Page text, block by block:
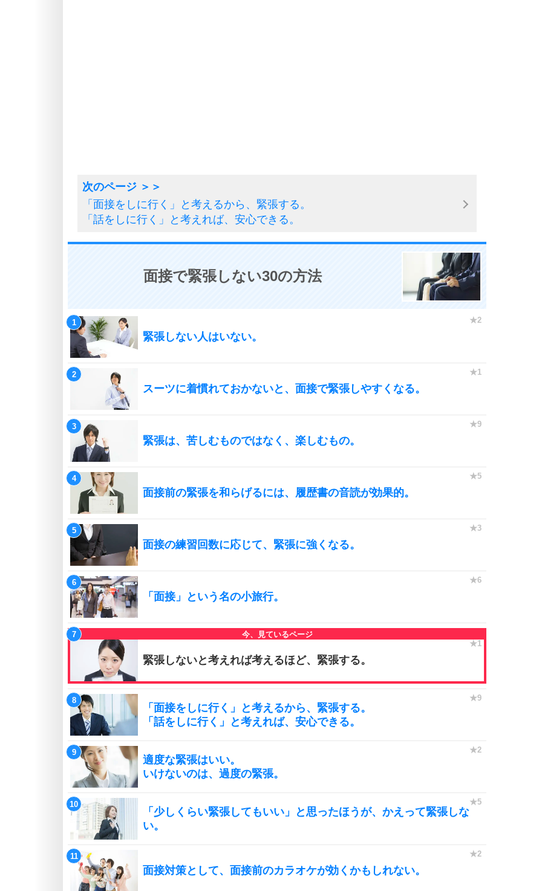
「面接をしに行く」と考えるから、緊張する。
「話をしに行く」と考えれば、安心できる。
面接で緊張しない30の方法
緊張しない人はいない。
スーツに着慣れておかないと、面接で緊張しやすくなる。
緊張は、苦しむものではなく、楽しむもの。
面接前の緊張を和らげるには、履歴書の音読が効果的。
面接の練習回数に応じて、緊張に強くなる。
「面接」という名の小旅行。
緊張しないと考えれば考えるほど、緊張する。
「面接をしに行く」と考えるから、緊張する。
「話をしに行く」と考えれば、安心できる。
適度な緊張はいい。
いけないのは、過度の緊張。
「少しくらい緊張してもいい」と思ったほうが、かえって緊張しな
い。
面接対策として、面接前のカラオケが効くかもしれない。